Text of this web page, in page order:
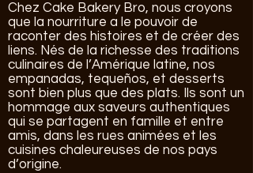
Chez Cake Bakery Bro, nous croyons
que la nourriture a le pouvoir de
raconter des histoires et de créer des
liens. Nés de la richesse des traditions
culinaires de l’Amérique latine, nos
empanadas, tequeños, et desserts
sont bien plus que des plats. Ils sont un
hommage aux saveurs authentiques
qui se partagent en famille et entre
amis, dans les rues animées et les
cuisines chaleureuses de nos pays
d’origine.